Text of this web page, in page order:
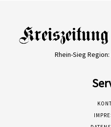
Rhein-Sieg